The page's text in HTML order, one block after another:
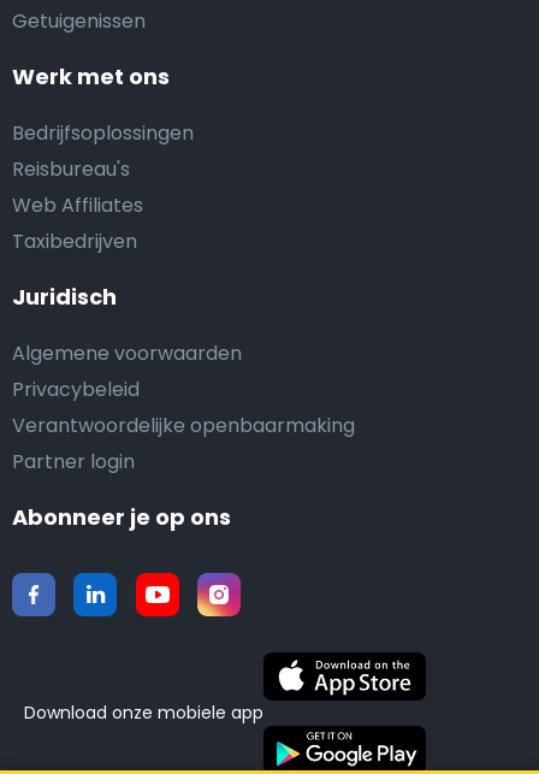
Getuigenissen
Werk met ons
Bedrijfsoplossingen
Reisbureau's
Web Affiliates
Taxibedrijven
Juridisch
Algemene voorwaarden
Privacybeleid
Verantwoordelijke openbaarmaking
Partner login
Abonneer je op ons
Download onze mobiele app